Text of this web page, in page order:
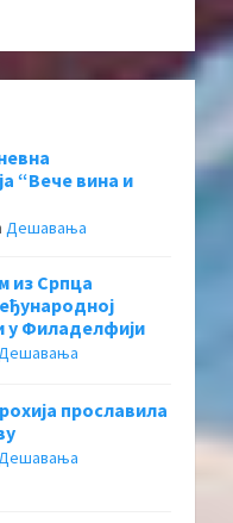
“Вече вина и
Дешавања
из Српца
у Филаделфији
прославила